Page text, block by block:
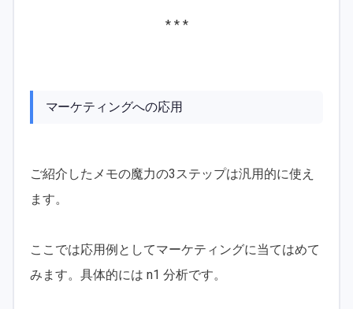
* * *
マーケティングへの応用
ご紹介したメモの魔力の3ステップは汎用的に使え
ます。
ここでは応用例としてマーケティングに当てはめて
みます。具体的には n1 分析です。